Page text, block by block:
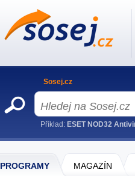
PROGRAMY MAGAZÍN
Sosej.cz
Příklad: ESET NOD32